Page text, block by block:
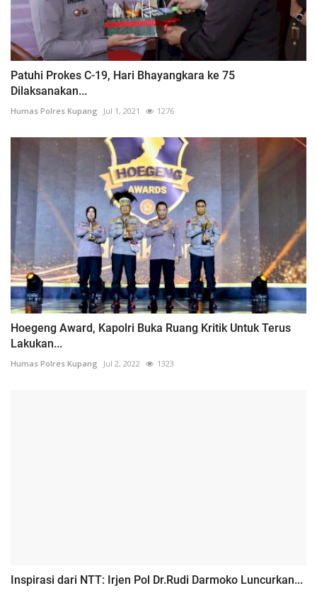
Patuhi Prokes C-19, Hari Bhayangkara ke 75
Dilaksanakan...
Humas Polres Kupang Jul 1, 2021 1276
Hoegeng Award, Kapolri Buka Ruang Kritik Untuk Terus
Lakukan...
Humas Polres Kupang Jul 2, 2022 1323
Inspirasi dari NTT: Irjen Pol Dr.Rudi Darmoko Luncurkan...